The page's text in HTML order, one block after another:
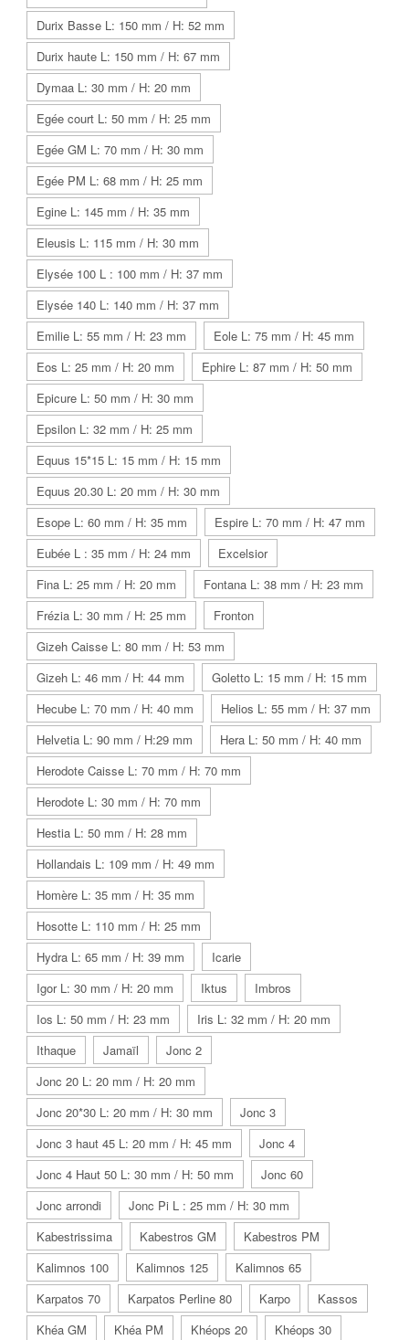
Durix Basse L: 150 mm / H: 52 mm
Durix haute L: 150 mm / H: 67 mm
Dymaa L: 30 mm / H: 20 mm
Egée court L: 50 mm / H: 25 mm
Egée GM L: 70 mm / H: 30 mm
Egée PM L: 68 mm / H: 25 mm
Egine L: 145 mm / H: 35 mm
Eleusis L: 115 mm / H: 30 mm
Elysée 100 L : 100 mm / H: 37 mm
Elysée 140 L: 140 mm / H: 37 mm
Emilie L: 55 mm / H: 23 mm
Eole L: 75 mm / H: 45 mm
Eos L: 25 mm / H: 20 mm
Ephire L: 87 mm / H: 50 mm
Epicure L: 50 mm / H: 30 mm
Epsilon L: 32 mm / H: 25 mm
Equus 15*15 L: 15 mm / H: 15 mm
Equus 20.30 L: 20 mm / H: 30 mm
Esope L: 60 mm / H: 35 mm
Espire L: 70 mm / H: 47 mm
Eubée L : 35 mm / H: 24 mm
Excelsior
Fina L: 25 mm / H: 20 mm
Fontana L: 38 mm / H: 23 mm
Frézia L: 30 mm / H: 25 mm
Fronton
Gizeh Caisse L: 80 mm / H: 53 mm
Gizeh L: 46 mm / H: 44 mm
Goletto L: 15 mm / H: 15 mm
Hecube L: 70 mm / H: 40 mm
Helios L: 55 mm / H: 37 mm
Helvetia L: 90 mm / H:29 mm
Hera L: 50 mm / H: 40 mm
Herodote Caisse L: 70 mm / H: 70 mm
Herodote L: 30 mm / H: 70 mm
Hestia L: 50 mm / H: 28 mm
Hollandais L: 109 mm / H: 49 mm
Homère L: 35 mm / H: 35 mm
Hosotte L: 110 mm / H: 25 mm
Hydra L: 65 mm / H: 39 mm
Icarie
Igor L: 30 mm / H: 20 mm
Iktus
Imbros
Ios L: 50 mm / H: 23 mm
Iris L: 32 mm / H: 20 mm
Ithaque
Jamaïl
Jonc 2
Jonc 20 L: 20 mm / H: 20 mm
Jonc 20*30 L: 20 mm / H: 30 mm
Jonc 3
Jonc 3 haut 45 L: 20 mm / H: 45 mm
Jonc 4
Jonc 4 Haut 50 L: 30 mm / H: 50 mm
Jonc 60
Jonc arrondi
Jonc Pi L : 25 mm / H: 30 mm
Kabestrissima
Kabestros GM
Kabestros PM
Kalimnos 100
Kalimnos 125
Kalimnos 65
Karpatos 70
Karpatos Perline 80 Karpo
Kassos
Khéa GM
Khéa PM Khéops 20
Khéops 30